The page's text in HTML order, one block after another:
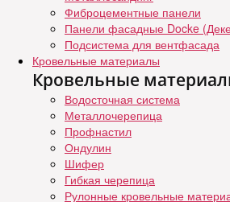
Фиброцементные панели
Панели фасадные Docke
Подсистема для вентфасада
Кровельные материалы
Кровельные
Водосточная система
Металлочерепица
Профнастил
Ондулин
Шифер
Гибкая черепица
Рулонные кровельные